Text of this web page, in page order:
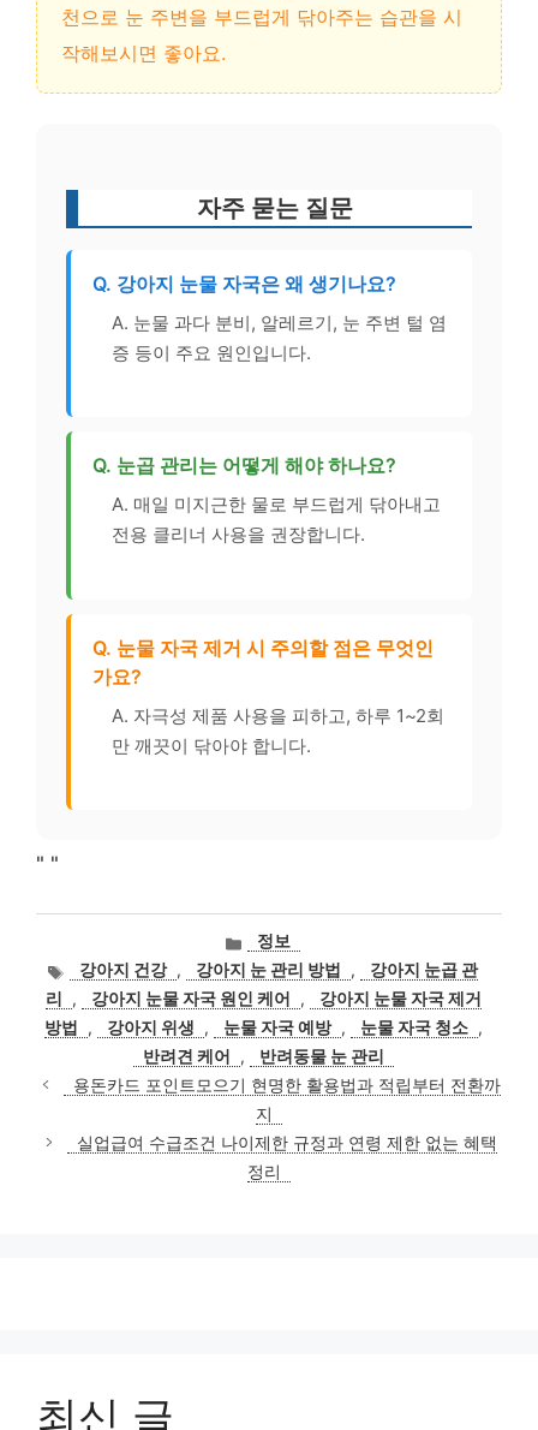
천으로 눈 주변을 부드럽게 닦아주는 습관을 시
작해보시면 좋아요.
자주 묻는 질문
Q. 강아지 눈물 자국은 왜 생기나요?
A. 눈물 과다 분비, 알레르기, 눈 주변 털 염
증 등이 주요 원인입니다.
Q. 눈곱 관리는 어떻게 해야 하나요?
A. 매일 미지근한 물로 부드럽게 닦아내고
전용 클리너 사용을 권장합니다.
Q. 눈물 자국 제거 시 주의할 점은 무엇인
가요?
A. 자극성 제품 사용을 피하고, 하루 1~2회
만 깨끗이 닦아야 합니다.
" "
카
테
고
리
정보
태강아지 건강 , 강아지 눈 관리 방법 ,
강아지 눈곱 관
리
, 강아지 눈물 자국 원인 케어 ,
강아지 눈물 자국 제거
방법
, 강아지 위생 , 눈물 자국 예방 , 눈물 자국 청소 ,
반려견 케어
,
반려동물 눈 관리
용돈카드 포인트모으기 현명한 활용법과 적립부터 전환까
지
실업급여 수급조건 나이제한 규정과 연령 제한 없는 혜택
정리
최신 글